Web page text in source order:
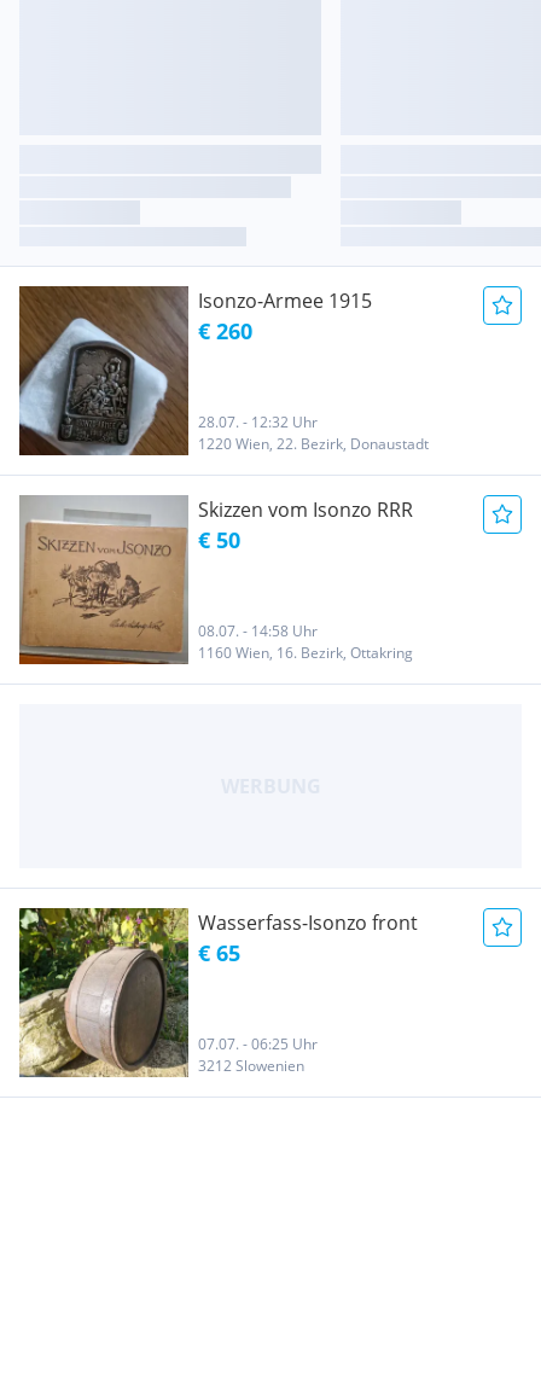
Isonzo-Armee 1915
€ 260
28.07. - 12:32 Uhr
1220 Wien, 22. Bezirk, Donaustadt
Skizzen vom Isonzo RRR
€ 50
08.07. - 14:58 Uhr
1160 Wien, 16. Bezirk, Ottakring
Wasserfass-Isonzo front
€ 65
07.07. - 06:25 Uhr
3212 Slowenien